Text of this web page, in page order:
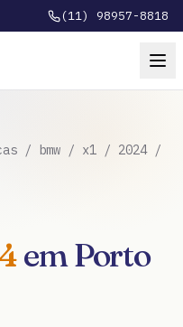
(11) 98957-8818
/ bmw / x1 / 2024/
emPorto